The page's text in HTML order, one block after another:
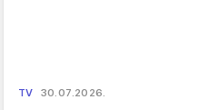
TV 30.07.2026.